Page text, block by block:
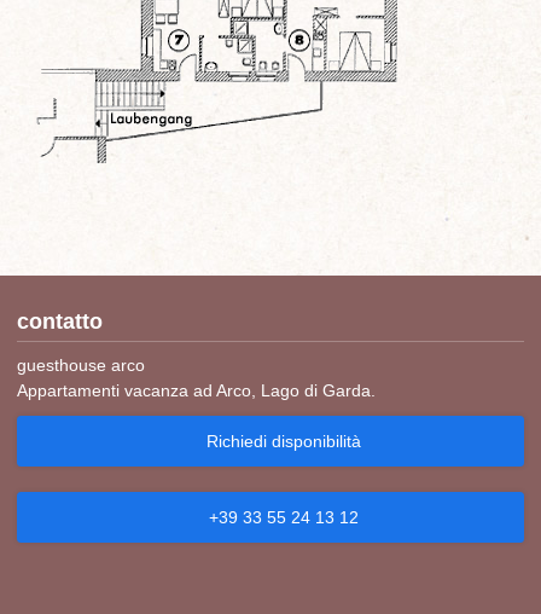
contatto
guesthouse arco
Appartamenti vacanza ad Arco, Lago di Garda.
Richiedi disponibilità
+39 33 55 24 13 12